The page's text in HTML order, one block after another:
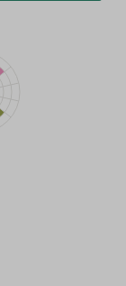
für dasBergamotte